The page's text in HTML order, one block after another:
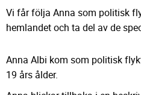
Vi får följa Anna som politisk
hemlandet och ta del av de
Anna Albi kom som politisk
19 års ålder.